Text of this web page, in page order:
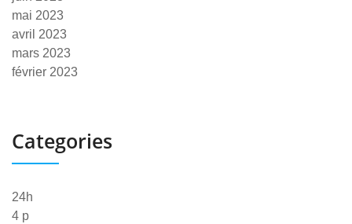
mai 2023
avril 2023
mars 2023
février 2023
Categories
24h
4 p